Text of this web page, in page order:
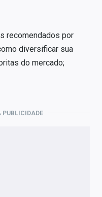
recomendados por
diversificar sua
do mercado;
PUBLICIDADE